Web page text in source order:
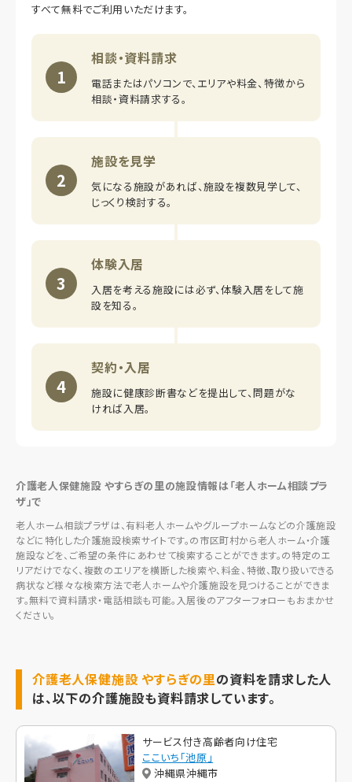
すべて無料でご利用いただけます。
1
相談・資料請求
電話またはパソコンで、エリアや料金、特徴から
相談・資料請求する。
2
施設を見学
気になる施設があれば、施設を複数見学して、
じっくり検討する。
3
体験入居
入居を考える施設には必ず、体験入居をして施
設を知る。
4
契約・入居
施設に健康診断書などを提出して、問題がな
ければ入居。
介護老人保健施設 やすらぎの里の施設情報は「老人ホーム相談プラ
ザ」で
老人ホーム相談プラザは、有料老人ホームやグループホームなどの介護施設
などに特化した介護施設検索サイトです。の市区町村から老人ホーム・介護
施設などを、ご希望の条件にあわせて検索することができます。の特定のエ
リアだけでなく、複数のエリアを横断した検索や、料金、特徴、取り扱いできる
病状など様々な検索方法で老人ホームや介護施設を見つけることができま
す。無料で資料請求・電話相談も可能。入居後のアフターフォローもおまかせ
ください。
介護老人保健施設 やすらぎの里の資料を請求した人
は、以下の介護施設も資料請求しています。
サービス付き高齢者向け住宅
ここいち「池原」
沖縄県沖縄市